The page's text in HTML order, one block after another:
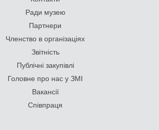
Ради музею
Партнери
Членство в організаціях
Звітність
Публічні закупівлі
Головне про нас у ЗМІ
Вакансії
Співпраця